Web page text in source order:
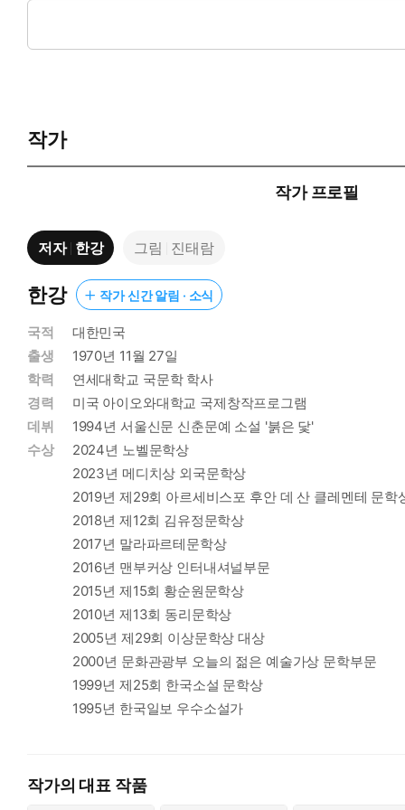
마는 발목에 자꾸 감기는 데다가 말아 올린 머리가 무거워서
달려 세상 구경에 나섭니다. 날개옷이 없으니 잠시도 가만히
“이제 너희는 더 큰 세상을 보러 떠나거라.”
할머니 선녀의 입을 빌려 우리 아이들에게 전하는
꼬마 선녀들의 숨가쁜 일탈은 역시나 오래 가지 못했습니다.
니 선녀 앞으로 데려갔습니다. 꼬마 선녀들은 마음을 졸였지요.
하지만 할머니 선녀는 더 재미난 일을 해 보고 싶었다는 꼬마
마 선녀는 깡똥한 날개옷에 단발머리를 한 모습으로 생글생글
면 쓸 때가 올 거라는 말과 함께요.
천둥 번개를 무서워하는 아이들도
그리고 천둥 번개를 무서워하지 않는 아이들도
저마다 즐거운 비 오는 날!
할머니 선녀가 준 상자 하나에는 하늘빛 북이, 또 하나에는 작
게 벗어던질 줄 아는 두 꼬마 선녀들에게 딱 맞는 역할을 찾아
구름을 짜는 언니 선녀들도, 비 오는 날 왠지 처지는 땅 위의 사
아직도 천둥과 번개가 무서운가요?
작가
작가 프로필
저자 한강 그림 진태람
한강 작가 신간 알림 · 소식
국적
대한민국
출생
1970년 11월 27일
학력
연세대학교 국문학 학사
경력
미국 아이오와대학교 국제창작프로그램
데뷔
1994년 서울신문 신춘문예 소설 '붉은 닻'
수상
2024년 노벨문학상
2023년 메디치상 외국문학상
2019년 제29회 아르세비스포 후안 데 산 클레멘테 문학
2018년 제12회 김유정문학상
2017년 말라파르테문학상
2016년 맨부커상 인터내셔널부문
2015년 제15회 황순원문학상
2010년 제13회 동리문학상
2005년 제29회 이상문학상 대상
2000년 문화관광부 오늘의 젊은 예술가상 문학부문
1999년 제25회 한국소설 문학상
1995년 한국일보 우수소설가
작가의 대표 작품